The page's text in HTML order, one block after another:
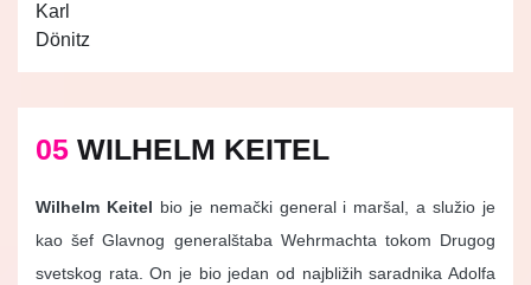
Karl
Dönitz
05 WILHELM KEITEL
Wilhelm Keitel bio je nemački general i maršal, a služio je
kao šef Glavnog generalštaba Wehrmachta tokom Drugog
svetskog rata. On je bio jedan od najbližih saradnika Adolfa